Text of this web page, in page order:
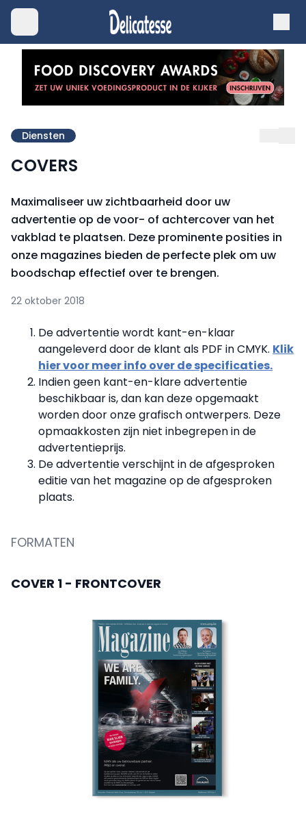
Diensten
COVERS
Maximaliseer uw zichtbaarheid door uw
advertentie op de voor- of achtercover van het
vakblad te plaatsen. Deze prominente posities in
onze magazines bieden de perfecte plek om uw
boodschap effectief over te brengen.
22 oktober 2018
De advertentie wordt kant-en-klaar
aangeleverd door de klant als PDF in CMYK. Klik
hier voor meer info over de specificaties.
Indien geen kant-en-klare advertentie
beschikbaar is, dan kan deze opgemaakt
worden door onze grafisch ontwerpers. Deze
opmaakkosten zijn niet inbegrepen in de
advertentieprijs.
De advertentie verschijnt in de afgesproken
editie van het magazine op de afgesproken
plaats.
FORMATEN
COVER 1 - FRONTCOVER